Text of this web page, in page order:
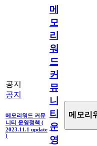
공지
공지
메모리워드 커뮤
니티 운영정책 (
2023.11.1 update
)
메
모
리
워
드
커
뮤
니
티
운
영
메모리